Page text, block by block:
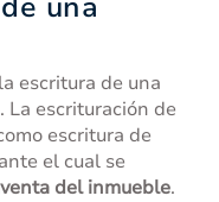
escritura de una
La escrituración de
escritura de
el cual se
del inmueble.